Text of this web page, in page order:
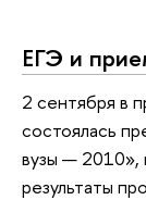
ЕГЭ и
2 сентября в
состоялась
вузы — 2010»,
результаты